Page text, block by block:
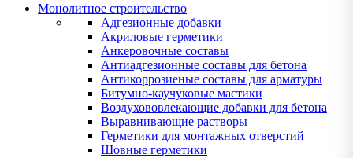
Монолитное строительство
Адгезионные добавки
Акриловые герметики
Анкеровочные составы
Антиадгезионные составы для бетона
Антикоррозиеные составы для арматуры
Битумно-каучуковые мастики
Воздухововлекающие добавки для бетона
Выравнивающие растворы
Герметики для монтажных отверстий
Шовные герметики